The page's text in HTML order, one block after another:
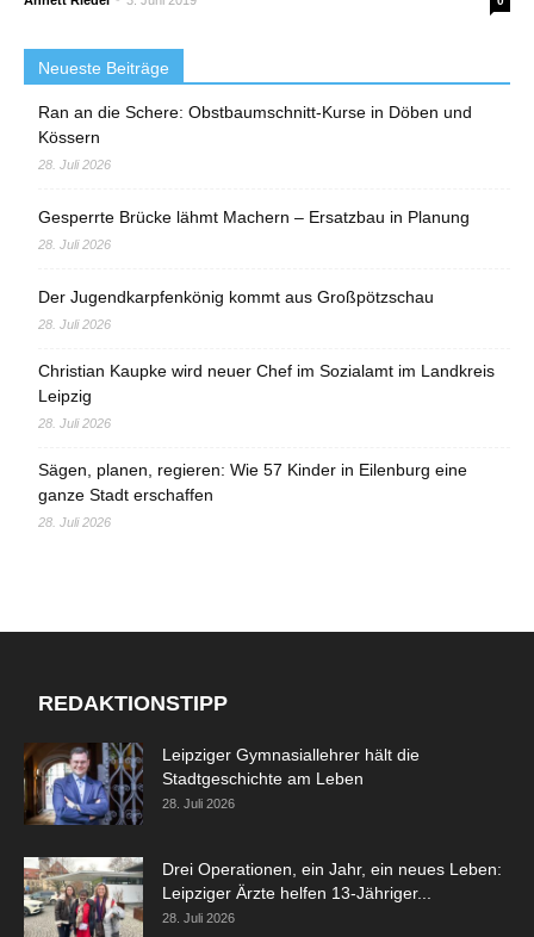
Neueste Beiträge
Ran an die Schere: Obstbaumschnitt-Kurse in Döben und
Kössern
28. Juli 2026
Gesperrte Brücke lähmt Machern – Ersatzbau in Planung
28. Juli 2026
Der Jugendkarpfenkönig kommt aus Großpötzschau
28. Juli 2026
Christian Kaupke wird neuer Chef im Sozialamt im Landkreis
Leipzig
28. Juli 2026
Sägen, planen, regieren: Wie 57 Kinder in Eilenburg eine
ganze Stadt erschaffen
28. Juli 2026
REDAKTIONSTIPP
Leipziger Gymnasiallehrer hält die
Stadtgeschichte am Leben
28. Juli 2026
Drei Operationen, ein Jahr, ein neues Leben:
Leipziger Ärzte helfen 13-Jähriger...
28. Juli 2026